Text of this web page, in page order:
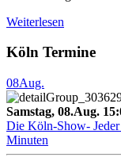
Weiterlesen
Köln Termine
08Aug.
Samstag, 08.Aug.
Die Köln-Show-
Minuten